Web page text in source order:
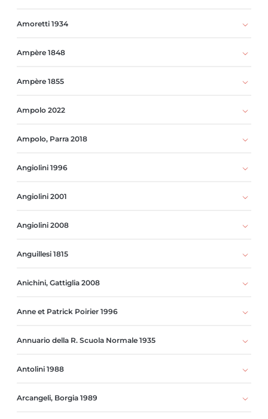
Amoretti 1934
Ampère 1848
Ampère 1855
Ampolo 2022
Ampolo, Parra 2018
Angiolini 1996
Angiolini 2001
Angiolini 2008
Anguillesi 1815
Anichini, Gattiglia 2008
Anne et Patrick Poirier 1996
Annuario della R. Scuola Normale 1935
Antolini 1988
Arcangeli, Borgia 1989